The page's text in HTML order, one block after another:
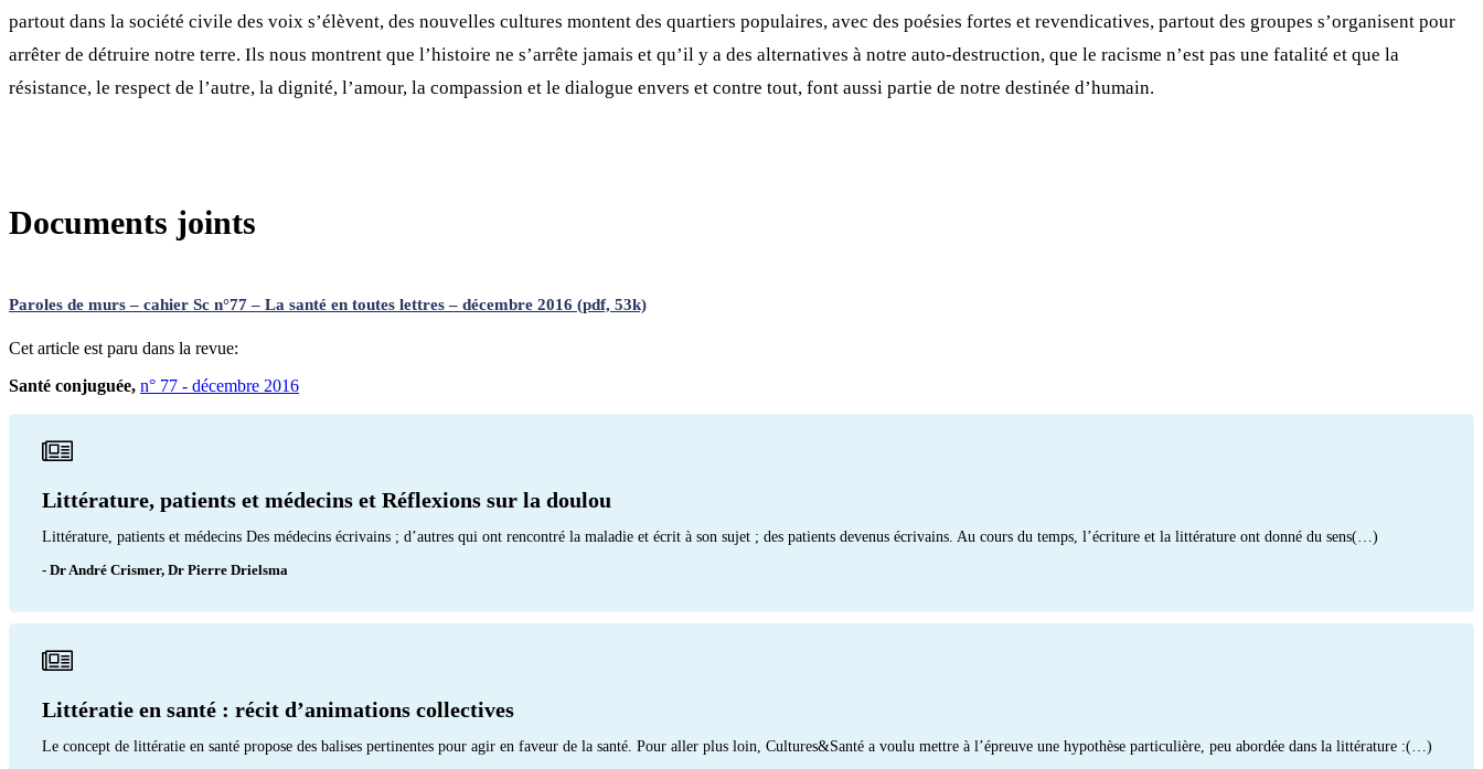
partout dans la société civile des voix s’élèvent, des nouvelles cultures montent des quartiers populaires, avec des poésies fortes et revendicatives, partout des groupes s’organisent pour
arrêter de détruire notre terre. Ils nous montrent que l’histoire ne s’arrête jamais et qu’il y a des alternatives à notre auto-destruction, que le racisme n’est pas une fatalité et que la
résistance, le respect de l’autre, la dignité, l’amour, la compassion et le dialogue envers et contre tout, font aussi partie de notre destinée d’humain.
Documents joints
Paroles de murs – cahier Sc n°77 – La santé en toutes lettres – décembre 2016 (pdf, 53k)
Cet article est paru dans la revue:
Santé conjuguée, n° 77 - décembre 2016
Littérature, patients et médecins et Réflexions sur la doulou
Littérature, patients et médecins Des médecins écrivains ; d’autres qui ont rencontré la maladie et écrit à son sujet ; des patients devenus écrivains. Au cours du temps, l’écriture et la littérature ont donné du sens(…)
- Dr André Crismer, Dr Pierre Drielsma
Littératie en santé : récit d’animations collectives
Le concept de littératie en santé propose des balises pertinentes pour agir en faveur de la santé. Pour aller plus loin, Cultures&Santé a voulu mettre à l’épreuve une hypothèse particulière, peu abordée dans la littérature :(…)